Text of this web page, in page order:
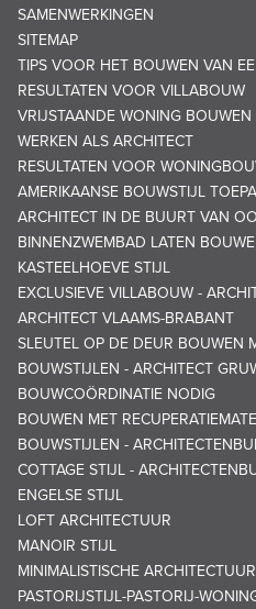
SAMENWERKINGEN
SITEMAP
TIPS VOOR HET BOUWEN VAN
RESULTATEN VOOR VILLABOUW
VRIJSTAANDE WONING BOUWEN
WERKEN ALS ARCHITECT
RESULTATEN VOOR
AMERIKAANSE BOUWSTIJL
ARCHITECT IN DE BUURT VAN
BINNENZWEMBAD LATEN
KASTEELHOEVE STIJL
EXCLUSIEVE VILLABOUW -
ARCHITECT VLAAMS-BRABANT
SLEUTEL OP DE DEUR BOUWEN
BOUWSTIJLEN - ARCHITECT
BOUWCOÖRDINATIE NODIG
BOUWEN MET
BOUWSTIJLEN -
COTTAGE STIJL -
ENGELSE STIJL
LOFT ARCHITECTUUR
MANOIR STIJL
MINIMALISTISCHE ARCHITECTUUR
PASTORIJSTIJL-PASTORIJ-